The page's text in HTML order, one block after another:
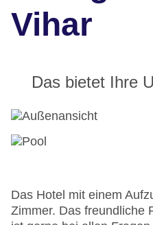
Vihar
Das bietet Ihre
Das Hotel mit einem
Zimmer. Das freundliche